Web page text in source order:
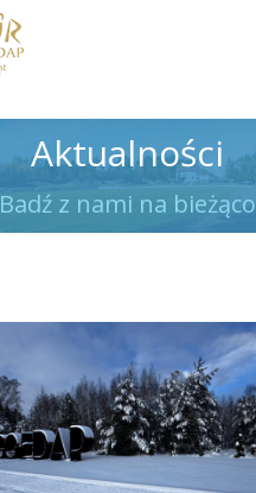
Aktualności
Badź z nami na bieżąco
Jesteś tutaj: